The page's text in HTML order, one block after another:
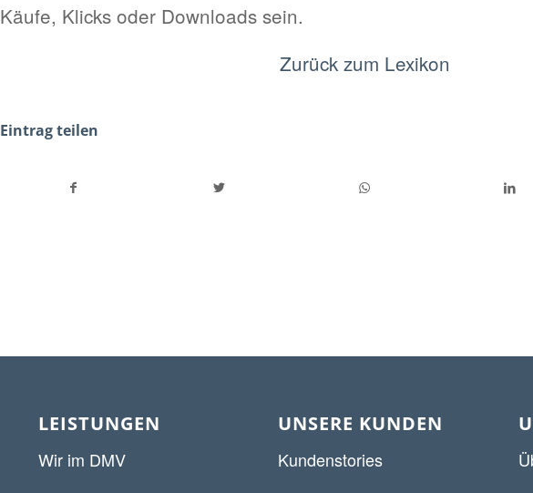
Käufe, Klicks oder Downloads sein.
Zurück zum Lexikon
Eintrag teilen
LEISTUNGEN
Wir im DMV
UNSERE KUNDEN
Kundenstories